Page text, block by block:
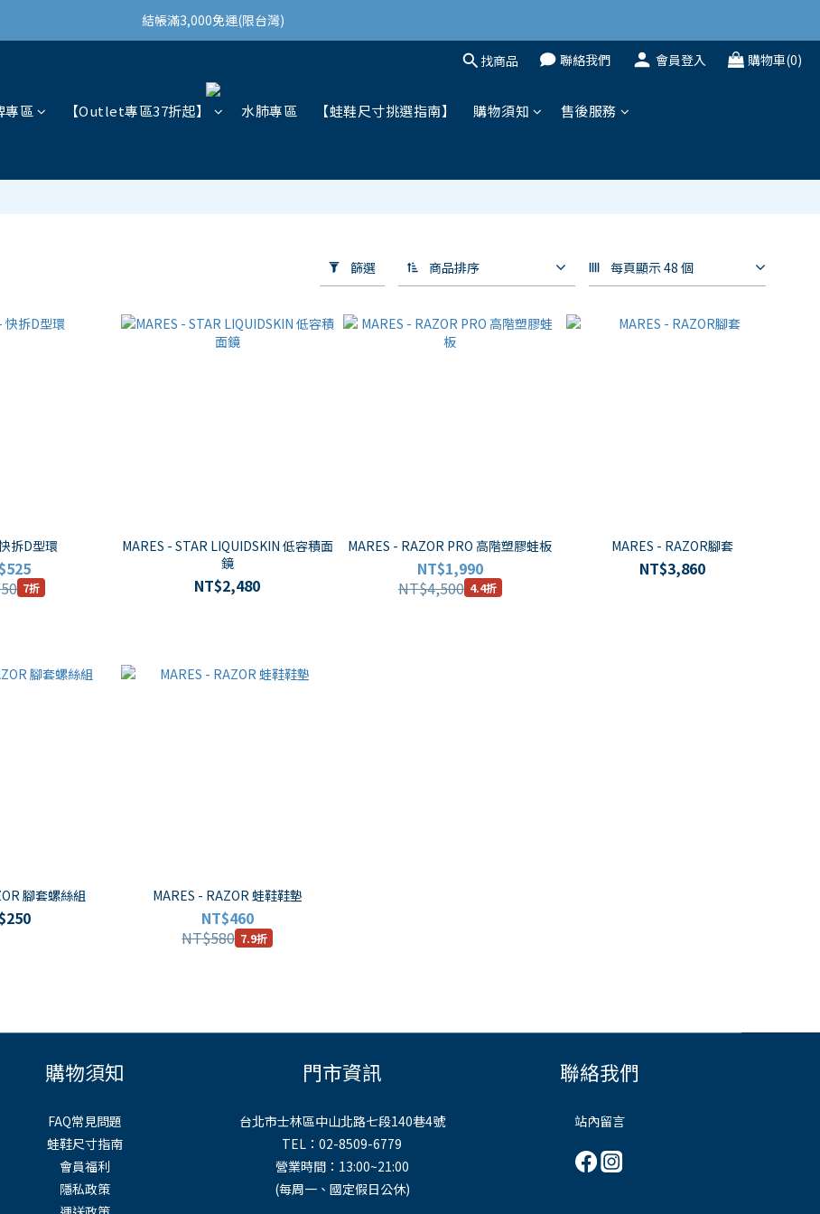
結帳滿3,000免運(限台灣)
結帳滿3,000免運(限台灣)
結帳滿3,000免運(限台灣)
找商品 聯絡我們 會員登入 購物車(0)
專區 【Outlet專區37折起】 水肺專區 【蛙鞋尺寸挑選指南】 購物須知
售後服務
篩選 商品排序 每頁顯示 48 個
拆D型環
7折
MARES - STAR LIQUIDSKIN 低容積面
鏡
NT$2,480
MARES - RAZOR PRO 高階塑膠蛙板
NT$1,990
NT$4,500 4.4折
MARES - RAZOR腳套
NT$3,860
腳套螺絲組 MARES - RAZOR 蛙鞋鞋墊
NT$460
NT$580 7.9折
購物須知
FAQ常見問題
蛙鞋尺寸指南
會員福利
隱私政策
門市資訊
台北市士林區中山北路七段140巷4號
TEL：02-8509-6779
營業時間：13:00~21:00
(每周一、國定假日公休)
聯絡我們
站內留言